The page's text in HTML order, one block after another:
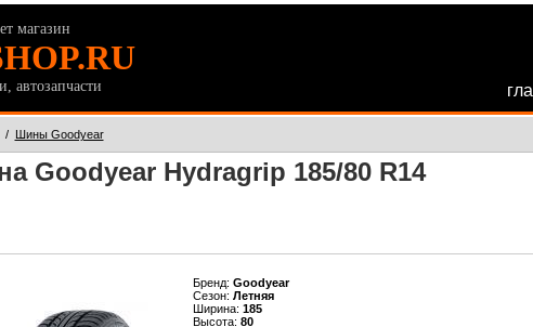
магазин
автозапчасти
Шины Goodyear
Goodyear Hydragrip 185/80 R14
Бренд: Goodyear
Сезон: Летняя
Ширина: 185
Высота: 80